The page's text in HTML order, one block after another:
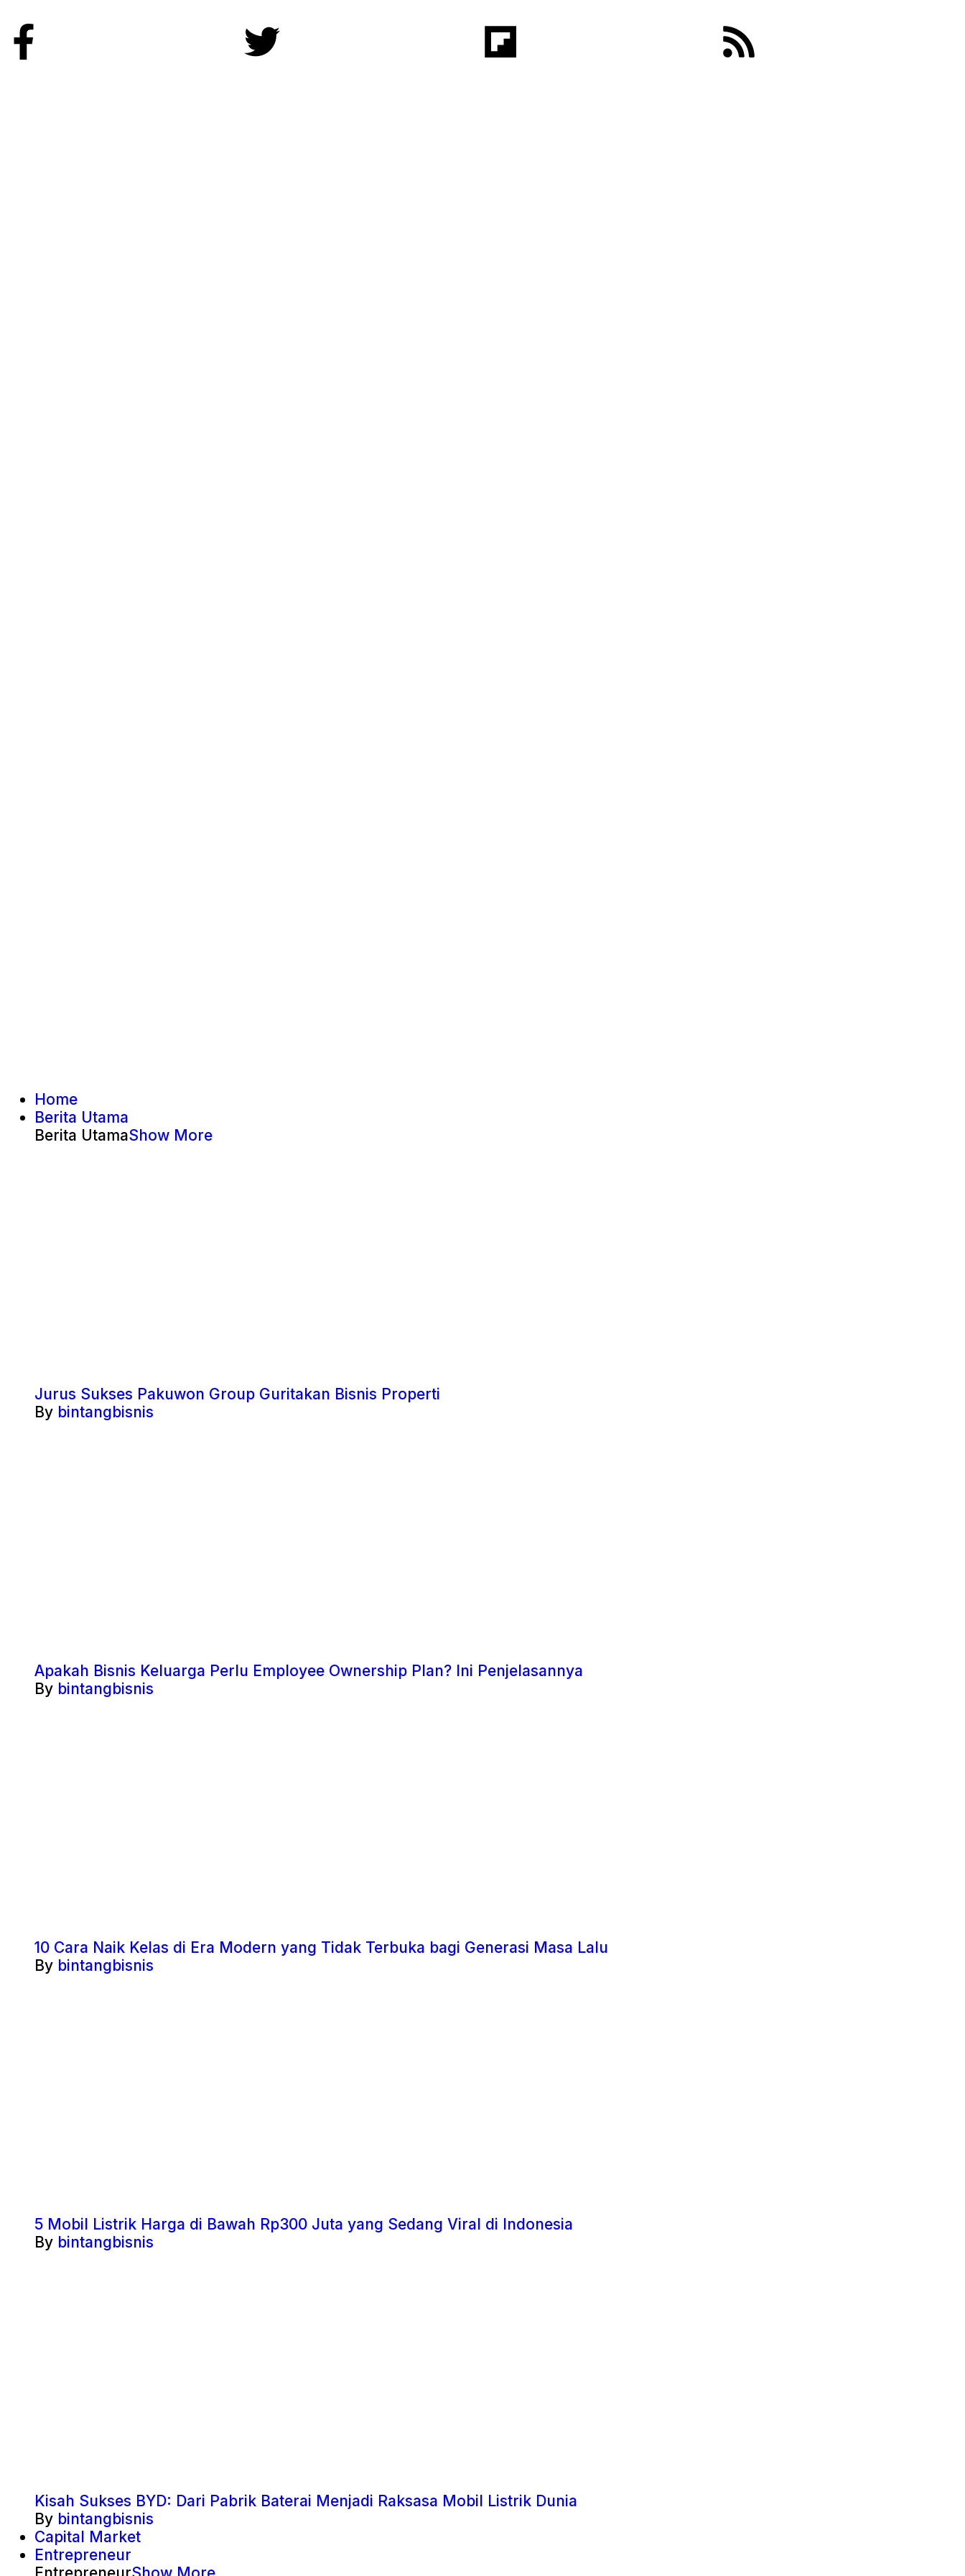
Home
Berita Utama
Berita UtamaShow More
Jurus Sukses Pakuwon Group Guritakan Bisnis Properti
By bintangbisnis
Apakah Bisnis Keluarga Perlu Employee Ownership Plan? Ini Penjelasannya
By bintangbisnis
10 Cara Naik Kelas di Era Modern yang Tidak Terbuka bagi Generasi Masa Lalu
By bintangbisnis
5 Mobil Listrik Harga di Bawah Rp300 Juta yang Sedang Viral di Indonesia
By bintangbisnis
Kisah Sukses BYD: Dari Pabrik Baterai Menjadi Raksasa Mobil Listrik Dunia
By bintangbisnis
Capital Market
Entrepreneur